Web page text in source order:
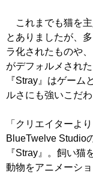
これまでも猫を主
とありましたが、
ラ化されたものや
がデフォルメされ
『Stray』はゲーム
ルさにも強いこだ
「クリエイターよ
BlueTwelve Studio
『Stray』。飼い猫
動物をアニメーシ